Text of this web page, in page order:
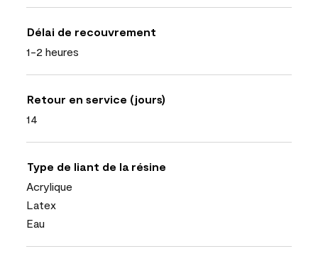
Délai de recouvrement
1-2 heures
Retour en service (jours)
14
Type de liant de la résine
Acrylique
Latex
Eau